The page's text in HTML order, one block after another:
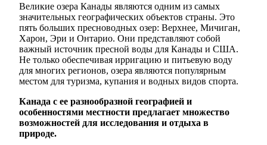
Великие озера Канады являются одним из самых
значительных географических объектов страны. Это
пять больших пресноводных озер: Верхнее, Мичиган,
Харон, Эри и Онтарио. Они представляют собой
важный источник пресной воды для Канады и США.
Не только обеспечивая ирригацию и питьевую воду
для многих регионов, озера являются популярным
местом для туризма, купания и водных видов спорта.
Канада с ее разнообразной географией и
особенностями местности предлагает множество
возможностей для исследования и отдыха в
природе.